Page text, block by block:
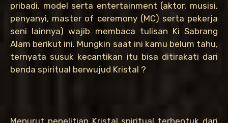
pribadi, model serta entertainment (aktor, musisi,
penyanyi, master of ceremony (MC) serta pekerja
seni lainnya) wajib membaca tulisan Ki Sabrang
Alam berikut ini. Mungkin saat ini kamu belum tahu,
ternyata susuk kecantikan itu bisa ditirakati dari
benda spiritual berwujud Kristal ?